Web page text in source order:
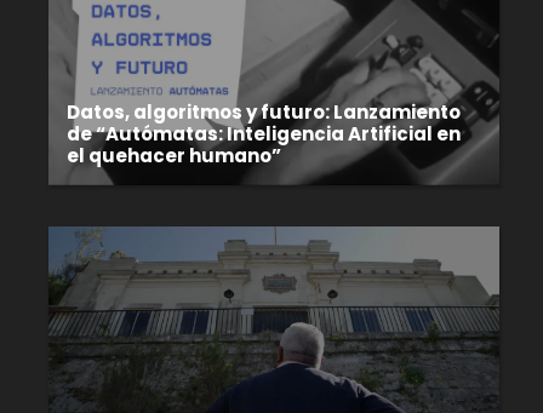
Datos, algoritmos y futuro: Lanzamiento
de “Autómatas: Inteligencia Artificial en
el quehacer humano”